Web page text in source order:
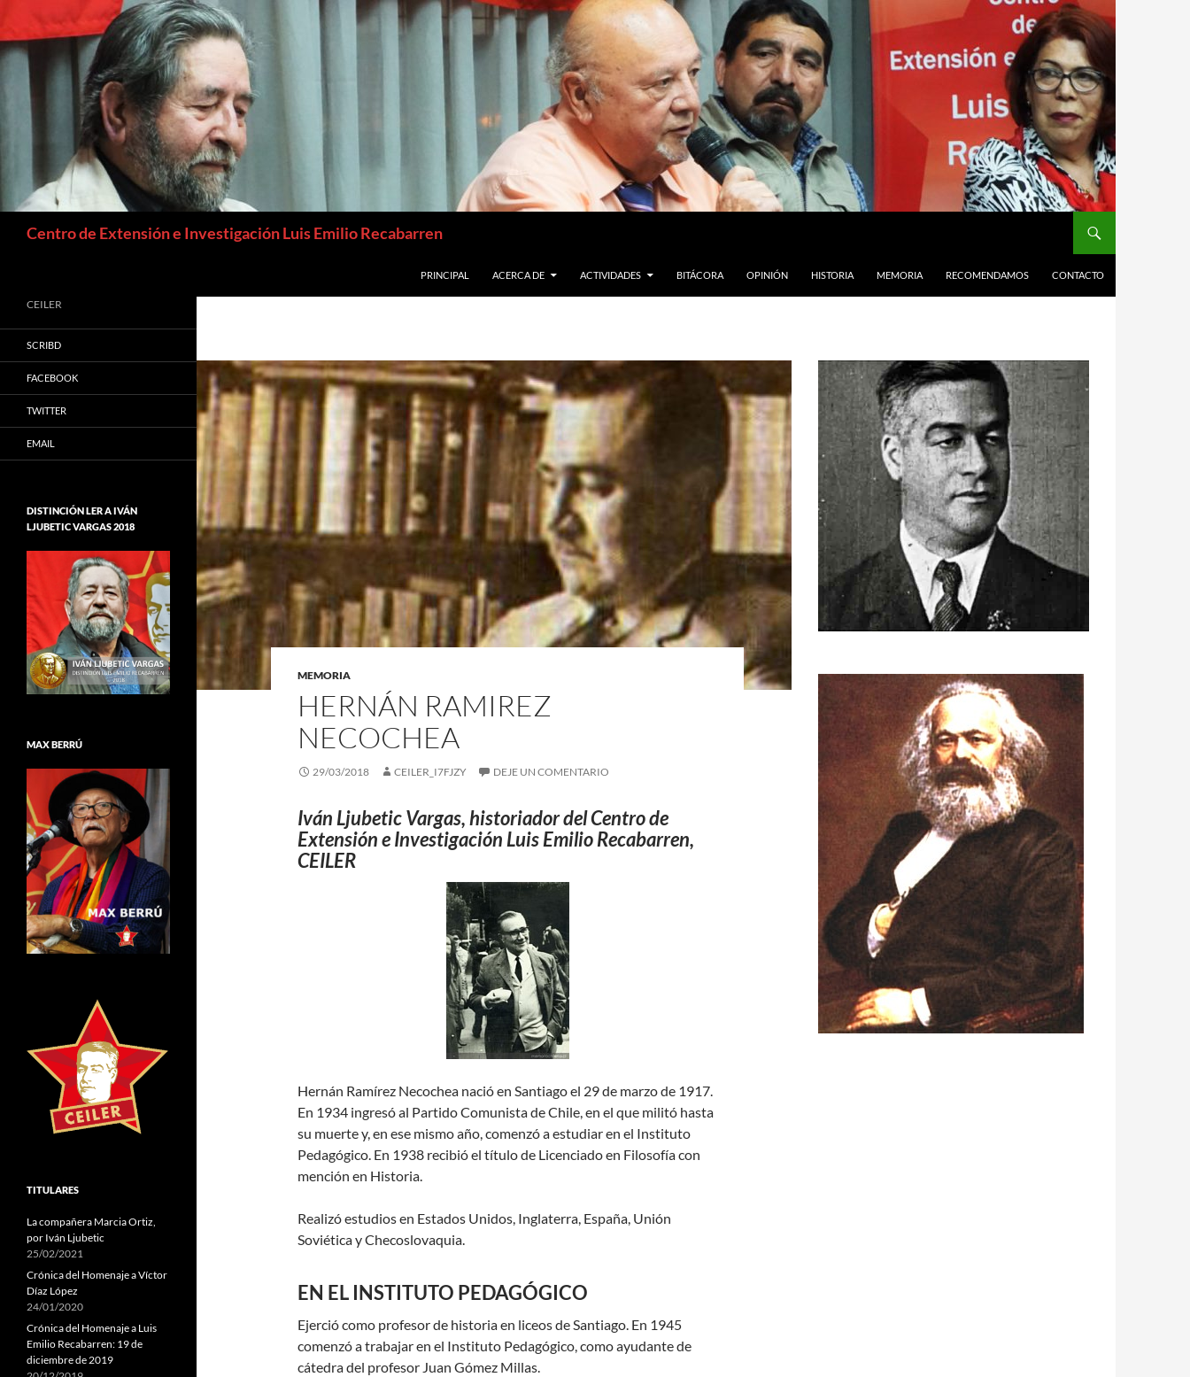
Centro de Extensión e Investigación Luis Emilio Recabarren
PRINCIPAL
ACERCA DE ACTIVIDADES BITÁCORA OPINIÓN HISTORIA MEMORIA RECOMENDAMOS CONTACTO
MEMORIA
HERNÁN RAMIREZ
NECOCHEA
29/03/2018 CEILER_I7FJZY DEJE UN COMENTARIO
Iván Ljubetic Vargas, historiador del Centro de
Extensión e Investigación Luis Emilio Recabarren,
CEILER
Hernán Ramírez Necochea nació en Santiago el 29 de marzo de 1917.
En 1934 ingresó al Partido Comunista de Chile, en el que militó hasta
su muerte y, en ese mismo año, comenzó a estudiar en el Instituto
Pedagógico. En 1938 recibió el título de Licenciado en Filosofía con
mención en Historia.
Realizó estudios en Estados Unidos, Inglaterra, España, Unión
Soviética y Checoslovaquia.
EN EL INSTITUTO PEDAGÓGICO
Ejerció como profesor de historia en liceos de Santiago. En 1945
comenzó a trabajar en el Instituto Pedagógico, como ayudante de
cátedra del profesor Juan Gómez Millas.
CEILER
SCRIBD
FACEBOOK
TWITTER
EMAIL
DISTINCIÓN LER A IVÁN
LJUBETIC VARGAS 2018
MAX BERRÚ
TITULARES
La compañera Marcia Ortiz,
por Iván Ljubetic
25/02/2021
Crónica del Homenaje a Víctor
Díaz López
24/01/2020
Crónica del Homenaje a Luis
Emilio Recabarren: 19 de
diciembre de 2019